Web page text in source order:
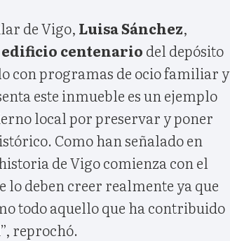
de Vigo, Luisa Sánchez,
centenario del depósito
con programas de ocio familiar y
este inmueble es un ejemplo
local por preservar y poner
Como han señalado en
de Vigo comienza con el
lo deben creer realmente ya que
todo aquello que ha contribuido
reprochó.